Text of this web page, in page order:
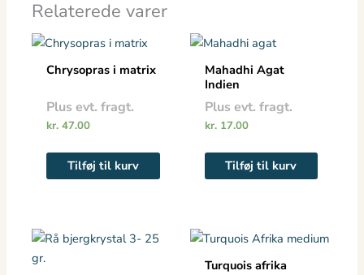
Relaterede varer
Chrysopras i matrix
Plus evt. fragt.
kr.47.00
Tilføj til kurv
Mahadhi Agat
Indien
Plus evt. fragt.
kr.17.00
Tilføj til kurv
Prisinterval:
kr. 20.00
Turquois afrika
Prisinterval:
Dette